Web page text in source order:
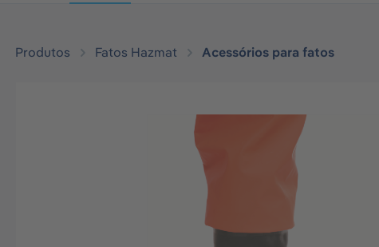
Produtos Fatos Hazmat Acessórios para fatos